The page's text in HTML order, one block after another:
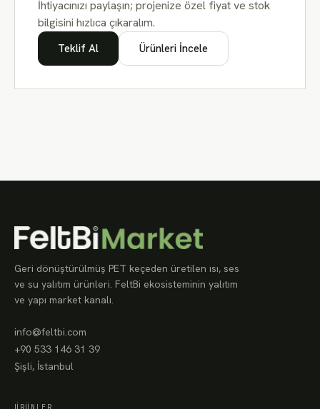
İhtiyacınızı paylaşın; projenize özel fiyat ve stok
bilgisini hızlıca çıkaralım.
Teklif Al Ürünleri İncele
Geri dönüştürülmüş PET keçeden üretilen ısı, ses
ve su yalıtım ürünleri. FeltBi ekosisteminin yalıtım
ve yapı market kanalı.
info@feltbi.com
+90 533 146 31 39
Şişli, İstanbul
ÜRÜNLER